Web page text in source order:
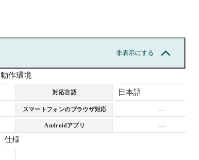
非表示にする
動作環境
対応言語 日本語
スマートフォンのブラウザ対応 —
Androidアプリ
—
仕様